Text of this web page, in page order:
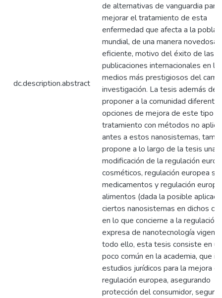
dc.description.abstract
de alternativas de vanguardia para
mejorar el tratamiento de esta
enfermedad que afecta a la
mundial, de una manera novedosa
eficiente, motivo del éxito de las
publicaciones internacionales en
medios más prestigiosos del
investigación. La tesis además de
proponer a la comunidad
opciones de mejora de este tipo
tratamiento con métodos no
antes a estos nanosistemas,
propone a lo largo de la tesis una
modificación de la regulación
cosméticos, regulación europea
medicamentos y regulación
alimentos (dada la posible
ciertos nanosistemas en dichos
en lo que concierne a la regulación
expresa de nanotecnología
todo ello, esta tesis consiste en
poco común en la academia, que
estudios jurídicos para la mejora
regulación europea, asegurando
protección del consumidor,